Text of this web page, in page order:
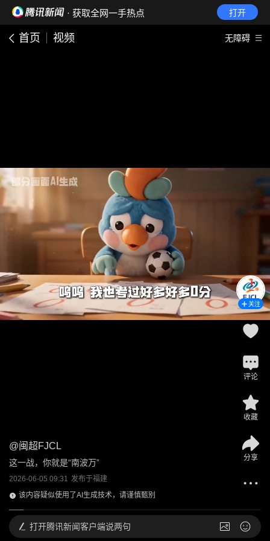
· 获取全网一手热点 打开
首页 视频 无障碍
@闽超FJCL
这一战，你就是“南波万”
2026-06-05 09:31 发布于福建
该内容疑似使用了AI生成技术，请谨慎甄别
关注
评论
收藏
分享
打开腾讯新闻客户端说两句